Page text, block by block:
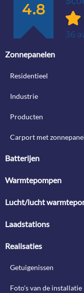
Zonnepanelen
Residentieel
Industrie
Producten
Carport met
Batterijen
Warmtepompen
Lucht/lucht
Laadstations
Realisaties
Getuigenissen
Foto's van de installatie